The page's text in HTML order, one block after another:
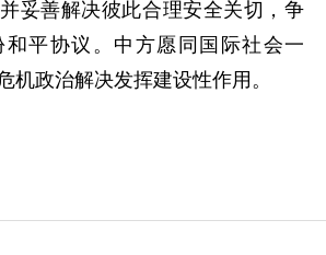
妥善解决彼此合理安全关切，争
平协议。中方愿同国际社会一
机政治解决发挥建设性作用。